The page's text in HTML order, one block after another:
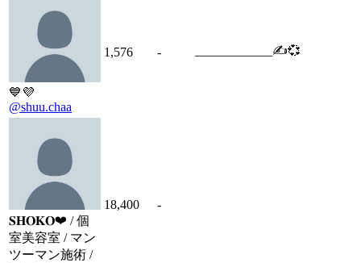
💙💜
@shuu.chaa
1,576 - ____________✍️💞
𝐒𝐇𝐎𝐊𝐎❤︎ / 個
室美容室 / マン
ツーマン施術 /
18,400 -